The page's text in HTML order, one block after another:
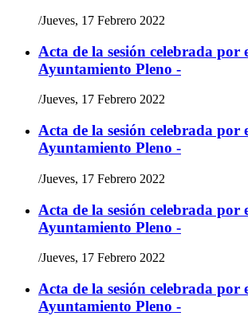
/Jueves, 17 Febrero 2022
Acta de la sesión celebrada por
Ayuntamiento Pleno -
/Jueves, 17 Febrero 2022
Acta de la sesión celebrada por
Ayuntamiento Pleno -
/Jueves, 17 Febrero 2022
Acta de la sesión celebrada por
Ayuntamiento Pleno -
/Jueves, 17 Febrero 2022
Acta de la sesión celebrada por
Ayuntamiento Pleno -